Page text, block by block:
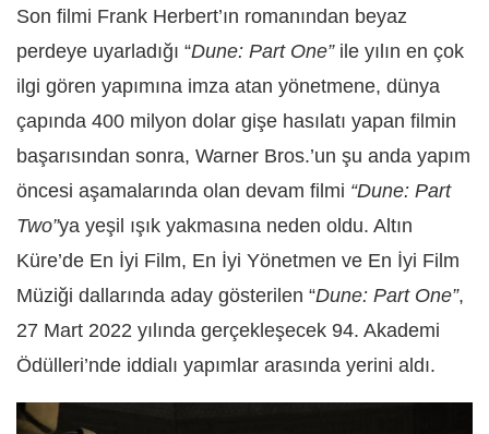
Son filmi Frank Herbert’ın romanından beyaz
perdeye uyarladığı “Dune: Part One”ile yılın en çok
ilgi gören yapımına imza atan yönetmene, dünya
çapında 400 milyon dolar gişe hasılatı yapan filmin
başarısından sonra, Warner Bros.’un şu anda yapım
öncesi aşamalarında olan devam filmi “Dune: Part
Two”ya yeşil ışık yakmasına neden oldu. Altın
Küre’de En İyi Film, En İyi Yönetmen ve En İyi Film
Müziği dallarında aday gösterilen “Dune: Part One”,
27 Mart 2022 yılında gerçekleşecek 94. Akademi
Ödülleri’nde iddialı yapımlar arasında yerini aldı.